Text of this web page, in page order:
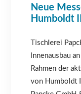
Neue
Humboldt
Tischlerei
Innenausbau
Rahmen der
von Humboldt